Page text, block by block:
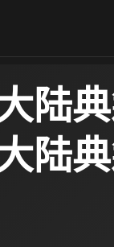
陆
陆